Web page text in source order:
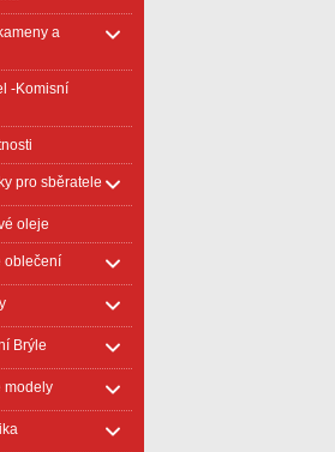
a
-Komisní
pro sběratele
oleje
oblečení
Brýle
modely